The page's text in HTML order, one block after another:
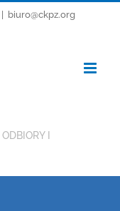
biuro@ckpz.org
ODBIORY I